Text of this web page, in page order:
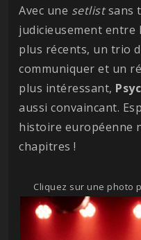
Avec une setlistsans
judicieusement entre
plus récents, un trio
communiquer et un
plus intéressant,
aussi convaincant.
histoire européenne
chapitres !
Cliquez sur une photo